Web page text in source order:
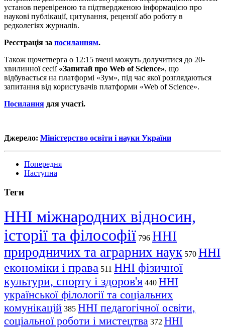
установ перевіреною та підтвердженою інформацією про
наукові публікації, цитування, рецензії або роботу в
редколегіях журналів.
Реєстрація за посиланням.
Також щочетверга о 12:15 вчені можуть долучитися до 20-
хвилинної сесії «Запитай про Web of Science», що
відбувається на платформі «Зум», під час якої розглядаються
запитання від користувачів платформи «Web of Science».
Посилання для участі.
Джерело: Міністерство освіти і науки України
Попередня
Наступна
Теги
ННІ міжнародних відносин,
історії та філософії 796 ННІ
природничих та аграрних наук 570 ННІ
економіки і права 511 ННІ фізичної
культури, спорту і здоров'я 440 ННІ
української філології та соціальних
комунікацій 385 ННІ педагогічної освіти,
соціальної роботи і мистецтва 372 ННІ